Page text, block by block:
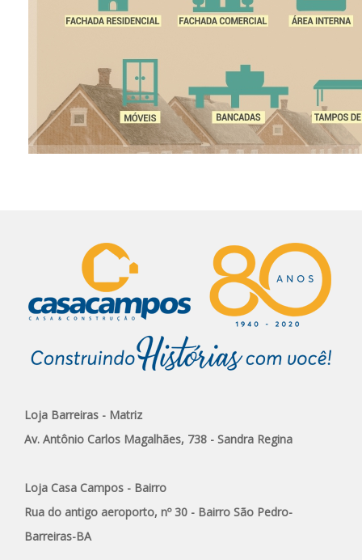
Loja Barreiras - Matriz
Av. Antônio Carlos Magalhães, 738 - Sandra Regina
Loja Casa Campos - Bairro
Rua do antigo aeroporto, nº 30 - Bairro São Pedro-
Barreiras-BA